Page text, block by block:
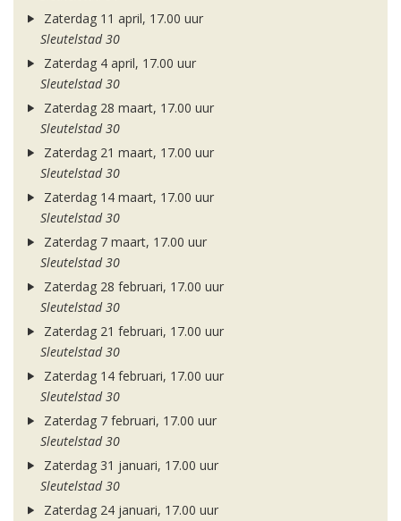
Zaterdag 11 april, 17.00 uur
Sleutelstad 30
Zaterdag 4 april, 17.00 uur
Sleutelstad 30
Zaterdag 28 maart, 17.00 uur
Sleutelstad 30
Zaterdag 21 maart, 17.00 uur
Sleutelstad 30
Zaterdag 14 maart, 17.00 uur
Sleutelstad 30
Zaterdag 7 maart, 17.00 uur
Sleutelstad 30
Zaterdag 28 februari, 17.00 uur
Sleutelstad 30
Zaterdag 21 februari, 17.00 uur
Sleutelstad 30
Zaterdag 14 februari, 17.00 uur
Sleutelstad 30
Zaterdag 7 februari, 17.00 uur
Sleutelstad 30
Zaterdag 31 januari, 17.00 uur
Sleutelstad 30
Zaterdag 24 januari, 17.00 uur